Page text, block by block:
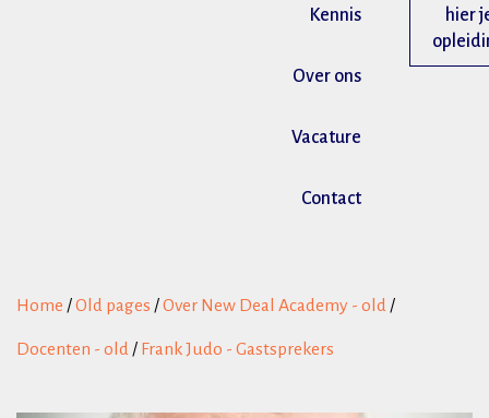
Kennis
Over ons
Vacature
Contact
hier
Home /Old pages /Over New Deal Academy - old/
Docenten - old/ Frank Judo - Gastsprekers